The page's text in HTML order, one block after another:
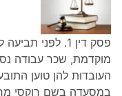
פסק דין 1. לפני